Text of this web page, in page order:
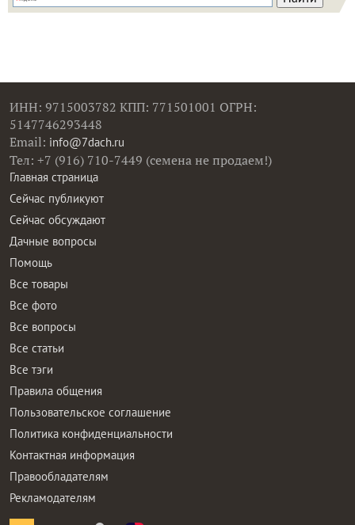
ИНН: 9715003782 КПП: 771501001 ОГРН:
5147746293448
Email: info@7dach.ru
Тел: +7 (916) 710-7449 (семена не продаем!)
Главная страница
Сейчас публикуют
Сейчас обсуждают
Дачные вопросы
Помощь
Все товары
Все фото
Все вопросы
Все статьи
Все тэги
Правила общения
Пользовательское соглашение
Политика конфиденциальности
Контактная информация
Правообладателям
Рекламодателям